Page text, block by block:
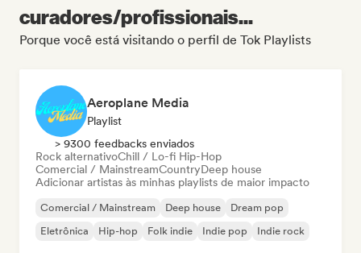
curadores/profissionais...
Porque você está visitando o perfil de Tok Playlists
Aeroplane Media
Playlist
> 9300 feedbacks enviados
Rock alternativoChill / Lo-fi Hip-Hop
Comercial / MainstreamCountryDeep house
Adicionar artistas às minhas playlists de maior impacto
Comercial / Mainstream Deep house
Dream pop
Eletrônica
Hip-hop Folk indie Indie pop Indie rock